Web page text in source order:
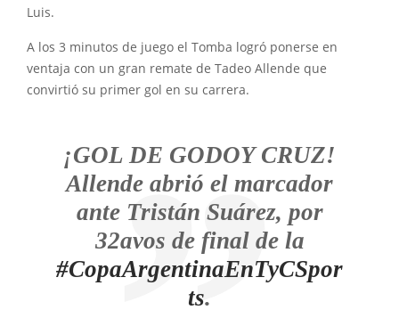
Luis.
A los 3 minutos de juego el Tomba logró ponerse en
ventaja con un gran remate de Tadeo Allende que
convirtió su primer gol en su carrera.
¡GOL DE GODOY CRUZ!
Allende abrió el marcador
ante Tristán Suárez, por
32avos de final de la
#CopaArgentinaEnTyCSpor
ts.